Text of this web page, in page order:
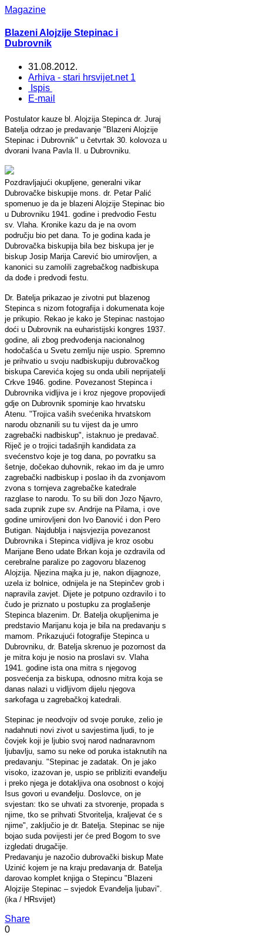
Magazine
Blazeni Alojzije Stepinac i
Dubrovnik
31.08.2012.
Arhiva - stari hrsvijet.net 1
Ispis
E-mail
Postulator kauze bl. Alojzija Stepinca dr. Juraj
Batelja odrzao je predavanje "Blazeni Alojzije
Stepinac i Dubrovnik" u četvrtak 30. kolovoza u
dvorani Ivana Pavla II. u Dubrovniku.
Pozdravljajući okupljene, generalni vikar
Dubrovačke biskupije mons. dr. Petar Palić
spomenuo je da je blazeni Alojzije Stepinac bio
u Dubrovniku 1941. godine i predvodio Festu
sv. Vlaha. Kronike kazu da je na ovom
području bio pet dana. To je godina kada je
Dubrovačka biskupija bila bez biskupa jer je
biskup Josip Marija Carević bio umirovljen, a
kanonici su zamolili zagrebačkog nadbiskupa
da dođe i predvodi festu.
Dr. Batelja prikazao je zivotni put blazenog
Stepinca s nizom fotografija i dokumenata koje
je prikupio. Rekao je kako je Stepinac nastojao
doći u Dubrovnik na euharistijski kongres 1937.
godine, ali zbog predvođenja nacionalnog
hodočašća u Svetu zemlju nije uspio. Spremno
je prihvatio u svoju nadbiskupiju dubrovačkog
biskupa Carevića kojeg su onda ubili neprijatelji
Crkve 1946. godine. Povezanost Stepinca i
Dubrovnika vidljiva je i kroz njegove propovijedi
gdje on Dubrovnik spominje kao hrvatsku
Atenu. "Trojica vaših svećenika hrvatskom
narodu obznanili su tu vijest da je umro
zagrebački nadbiskup", istaknuo je predavač.
Riječ je o trojici tadašnjih kandidata za
svećenstvo koje je tog dana, po povratku sa
šetnje, dočekao duhovnik, rekao im da je umro
zagrebački nadbiskup i poslao ih da zvonjavom
zvona s tornjeva zagrebačke katedrale
razglase to narodu. To su bili don Jozo Njavro,
sada zupnik zupe sv. Andrije na Pilama, i ove
godine umirovljeni don Ivo Đanović i don Pero
Butigan. Najdublja i najsvjezija povezanost
Dubrovnika i Stepinca vidljiva je kroz osobu
Marijane Beno udate Brkan koja je ozdravila od
cerebralne paralize po zagovoru blazenog
Alojzija. Njezina majka ju je, nakon dijagnoze,
uzela iz bolnice, odnijela je na Stepinčev grob i
napravila zavjet. Dijete je potpuno ozdravilo i to
čudo je priznato u postupku za proglašenje
Stepinca blazenim. Dr. Batelja okupljenima je
predstavio Marijanu koja je bila na predavanju s
mamom. Prikazujući fotografije Stepinca u
Dubrovniku, dr. Batelja skrenuo je pozornost da
je mitra koju je nosio na proslavi sv. Vlaha
1941. godine ista ona mitra s njegovog
posvećenja za biskupa, odnosno mitra koja se
danas nalazi u vidljivom dijelu njegova
sarkofaga u zagrebačkoj katedrali.
Stepinac je neodvojiv od svoje poruke, zelio je
nadahnuti novi zivot u savjestima ljudi, to je
čovjek koji je ljubio svoj narod nadnaravnom
ljubavlju, samo su neke od poruka istaknutih na
predavanju. "Stepinac je zadatak. On je jako
visoko, izazovan je, uspio se pribliziti evanđelju
i preko njega je dotakljiva ona osobnost o kojoj
Isus govori u evanđelju. Doslovce, on je
svjestan: tko se uhvati za stvorenje, propada s
njime, tko se prihvati Stvoritelja, kraljevat će s
njime", zaključio je dr. Batelja. Stepinac se nije
bojao suda povijesti jer će pred Bogom to sve
izgledati drugačije.
Predavanju je nazočio dubrovački biskup Mate
Uzinić kojem je na kraju predavanja dr. Batelja
darovao komplet knjiga o Stepincu "Blazeni
Alojzije Stepinac – svjedok Evanđelja ljubavi".
(ika / HRsvijet)
Share
0